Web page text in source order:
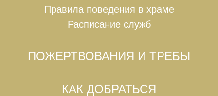
Правила поведения в храме
Расписание служб
ПОЖЕРТВОВАНИЯ И ТРЕБЫ
КАК ДОБРАТЬСЯ